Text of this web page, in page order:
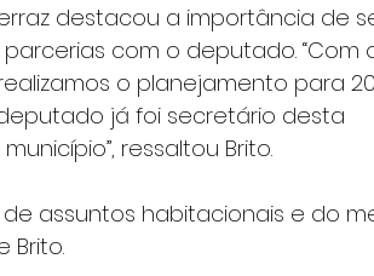
destacou a importância de
com o deputado. “Com
o planejamento para
já foi secretário desta
ressaltou Brito.
assuntos habitacionais e do
Brito.